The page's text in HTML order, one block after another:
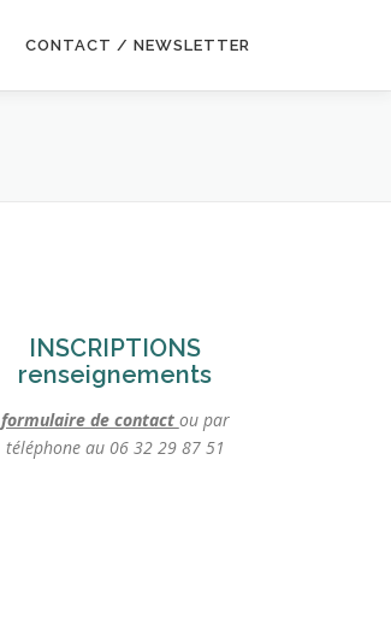
CONTACT / NEWSLETTER
INSCRIPTIONS
renseignements
formulaire de contact ou par
téléphone au 06 32 29 87 51